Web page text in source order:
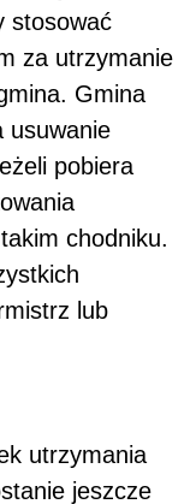
stosować
za utrzymanie
Gmina
usuwanie
pobiera
chodniku.
lub
utrzymania
jeszcze